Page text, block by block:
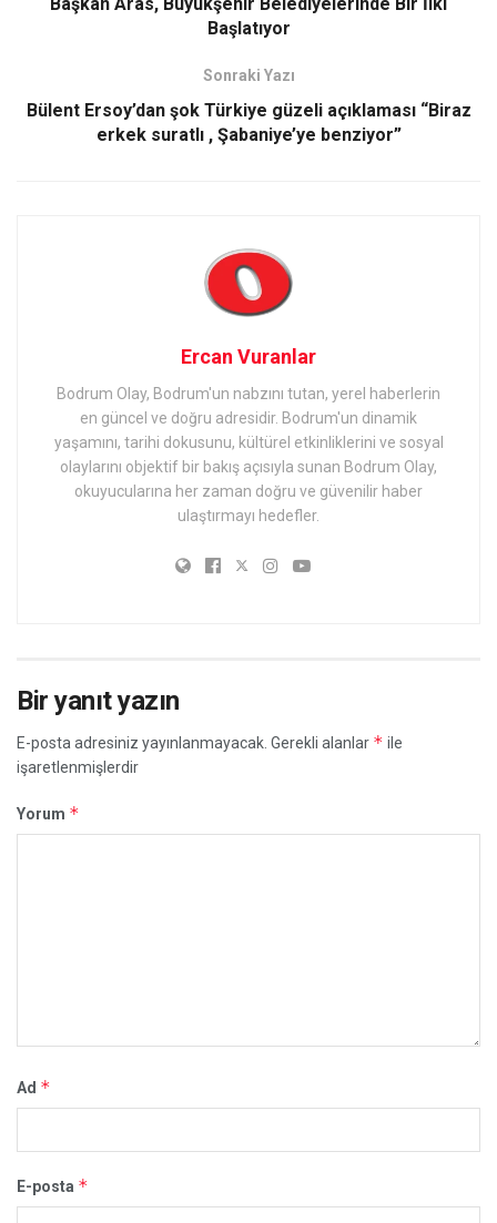
Başkan Aras, Büyükşehir Belediyelerinde Bir İlki
Başlatıyor
Sonraki Yazı
Bülent Ersoy’dan şok Türkiye güzeli açıklaması “Biraz
erkek suratlı , Şabaniye’ye benziyor”
Ercan Vuranlar
Bodrum Olay, Bodrum'un nabzını tutan, yerel haberlerin
en güncel ve doğru adresidir. Bodrum'un dinamik
yaşamını, tarihi dokusunu, kültürel etkinliklerini ve sosyal
olaylarını objektif bir bakış açısıyla sunan Bodrum Olay,
okuyucularına her zaman doğru ve güvenilir haber
ulaştırmayı hedefler.
Bir yanıt yazın
E-posta adresiniz yayınlanmayacak. Gerekli alanlar * ile
işaretlenmişlerdir
Yorum *
Ad *
E-posta *